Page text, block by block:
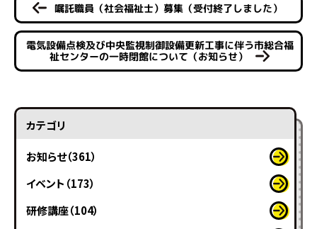
嘱託職員（社会福祉士）募集（受付終了しました）
電気設備点検及び中央監視制御設備更新工事に伴う市総合福
祉センターの一時閉館について（お知らせ）
カテゴリ
お知らせ（361）
イベント（173）
研修講座（104）